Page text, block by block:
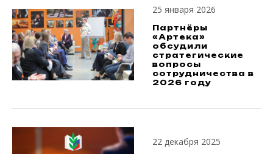
25 января 2026
Партнёры
«Артека»
обсудили
стратегические
вопросы
сотрудничества в
2026 году
22 декабря 2025